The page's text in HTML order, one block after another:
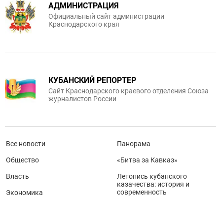
АДМИНИСТРАЦИЯ
Официальный сайт администрации
Краснодарского края
КУБАНСКИЙ РЕПОРТЕР
Сайт Краснодарского краевого отделения Союза
журналистов России
Все новости
Общество
Власть
Экономика
Панорама
«Битва за Кавказ»
Летопись кубанского
казачества: история и
современность